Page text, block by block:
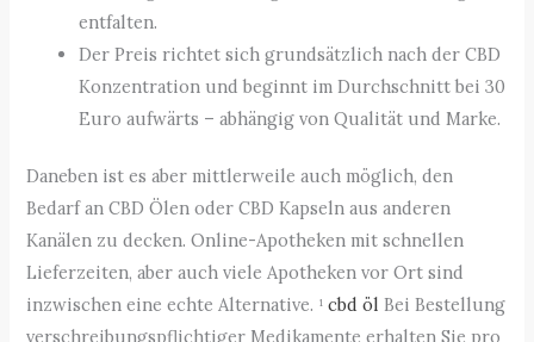
entfalten.
Der Preis richtet sich grundsätzlich nach der CBD
Konzentration und beginnt im Durchschnitt bei 30
Euro aufwärts – abhängig von Qualität und Marke.
Daneben ist es aber mittlerweile auch möglich, den
Bedarf an CBD Ölen oder CBD Kapseln aus anderen
Kanälen zu decken. Online-Apotheken mit schnellen
Lieferzeiten, aber auch viele Apotheken vor Ort sind
inzwischen eine echte Alternative. ¹cbd öl Bei Bestellung
verschreibungspflichtiger Medikamente erhalten Sie pro